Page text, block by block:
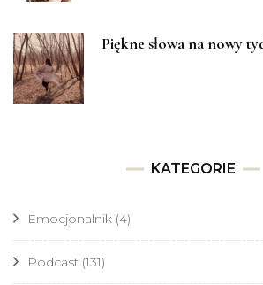
Piękne słowa na nowy
KATEGORIE
Emocjonalnik (4)
Podcast (131)